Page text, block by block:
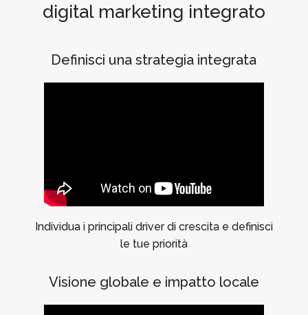
digital marketing integrato
Definisci una strategia integrata
Individua i principali driver di crescita e definisci
le tue priorità
Visione globale e impatto locale